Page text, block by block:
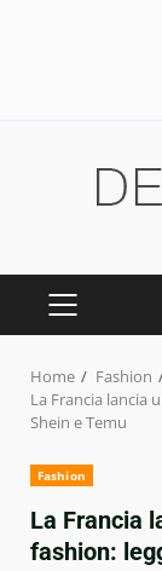
PRIMARY
Home
Fashion
La Francia lancia
Shein e Temu
Fashion
La Francia
fashion: